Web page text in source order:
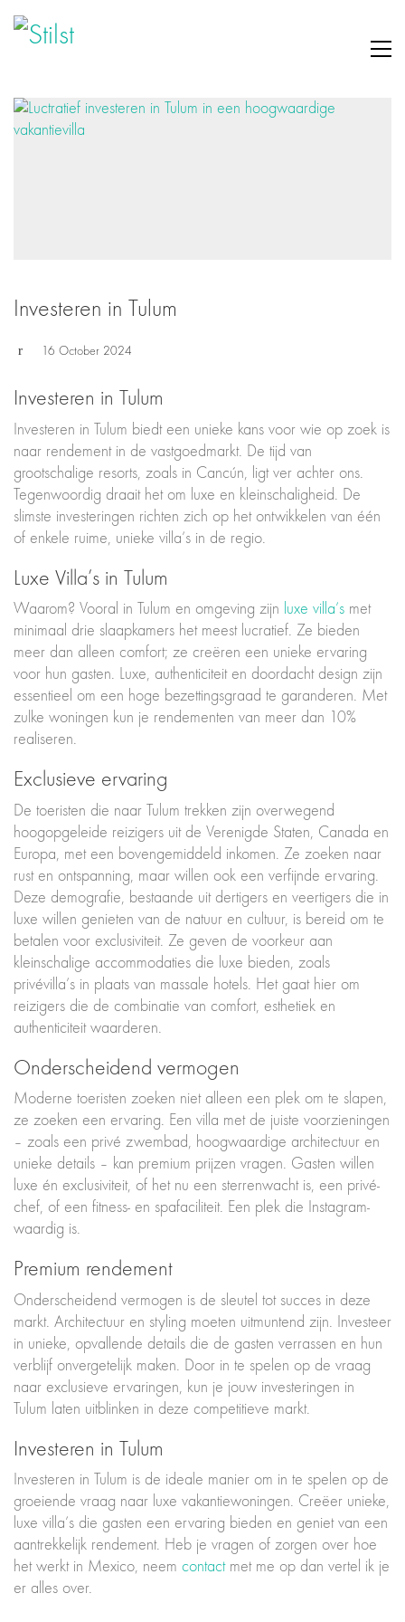
Investeren in Tulum
16 October 2024
Investeren in Tulum
Investeren in Tulum biedt een unieke kans voor wie op zoek is
naar rendement in de vastgoedmarkt. De tijd van
grootschalige resorts, zoals in Cancún, ligt ver achter ons.
Tegenwoordig draait het om luxe en kleinschaligheid. De
slimste investeringen richten zich op het ontwikkelen van één
of enkele ruime, unieke villa’s in de regio.
Luxe Villa’s in Tulum
Waarom? Vooral in Tulum en omgeving zijn luxe villa’s met
minimaal drie slaapkamers het meest lucratief. Ze bieden
meer dan alleen comfort; ze creëren een unieke ervaring
voor hun gasten. Luxe, authenticiteit en doordacht design zijn
essentieel om een hoge bezettingsgraad te garanderen. Met
zulke woningen kun je rendementen van meer dan 10%
realiseren.
Exclusieve ervaring
De toeristen die naar Tulum trekken zijn overwegend
hoogopgeleide reizigers uit de Verenigde Staten, Canada en
Europa, met een bovengemiddeld inkomen. Ze zoeken naar
rust en ontspanning, maar willen ook een verfijnde ervaring.
Deze demografie, bestaande uit dertigers en veertigers die in
luxe willen genieten van de natuur en cultuur, is bereid om te
betalen voor exclusiviteit. Ze geven de voorkeur aan
kleinschalige accommodaties die luxe bieden, zoals
privévilla’s in plaats van massale hotels. Het gaat hier om
reizigers die de combinatie van comfort, esthetiek en
authenticiteit waarderen.
Onderscheidend vermogen
Moderne toeristen zoeken niet alleen een plek om te slapen,
ze zoeken een ervaring. Een villa met de juiste voorzieningen
– zoals een privé zwembad, hoogwaardige architectuur en
unieke details – kan premium prijzen vragen. Gasten willen
luxe én exclusiviteit, of het nu een sterrenwacht is, een privé-
chef, of een fitness- en spafaciliteit. Een plek die Instagram-
waardig is.
Premium rendement
Onderscheidend vermogen is de sleutel tot succes in deze
markt. Architectuur en styling moeten uitmuntend zijn. Investeer
in unieke, opvallende details die de gasten verrassen en hun
verblijf onvergetelijk maken. Door in te spelen op de vraag
naar exclusieve ervaringen, kun je jouw investeringen in
Tulum laten uitblinken in deze competitieve markt.
Investeren in Tulum
Investeren in Tulum is de ideale manier om in te spelen op de
groeiende vraag naar luxe vakantiewoningen. Creëer unieke,
luxe villa’s die gasten een ervaring bieden en geniet van een
aantrekkelijk rendement. Heb je vragen of zorgen over hoe
het werkt in Mexico, neem contactmet me op dan vertel ik je
er alles over.